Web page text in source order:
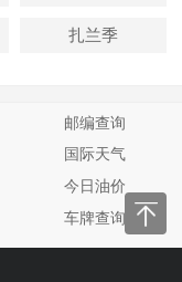
扎兰季
邮编查询
国际天气
今日油价
车牌查询